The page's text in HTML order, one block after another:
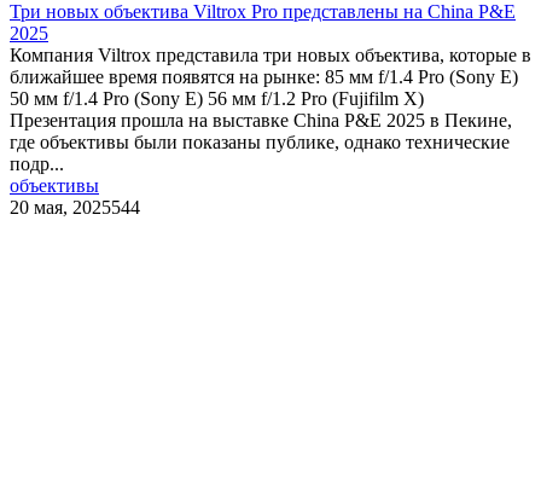
Три новых объектива Viltrox Pro представлены на China P&E
2025
Компания Viltrox представила три новых объектива, которые в
ближайшее время появятся на рынке: 85 мм f/1.4 Pro (Sony E)
50 мм f/1.4 Pro (Sony E) 56 мм f/1.2 Pro (Fujifilm X)
Презентация прошла на выставке China P&E 2025 в Пекине,
где объективы были показаны публике, однако технические
подр...
объективы
20 мая, 2025544